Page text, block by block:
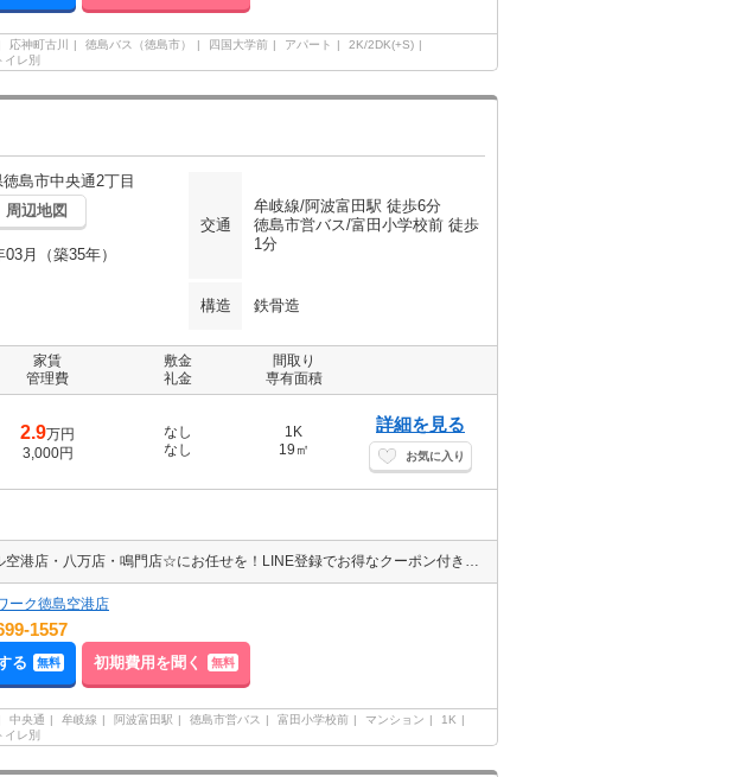
応神町古川 徳島バス（徳島市） 四国大学前 アパート
2K/2DK(+S)
イレ別
島市中央通2丁目
周辺地図
交通
牟岐線/阿波富田駅 徒歩6分
徳島市営バス/富田小学校前 徒歩
1分
03月（築35年）
構造 鉄骨造
家賃
管理費
敷金
礼金
間取り
専有面積
2.9万円
3,000円
なし
なし
1K
19㎡
詳細を見る
お気に入り
徳島県でのお部屋探しなら☆エイブル空港店・八万店・鳴門店☆にお任せを！LINE登録でお得なクーポン付き！→@701vdbki エイブルならネット掲載の物件どこでもご紹介可能となっております！
ーク徳島空港店
1557
る 無料 初期費用を聞く 無料
中央通 牟岐線 阿波富田駅 徳島市営バス 富田小学校前 マンション
1K
イレ別